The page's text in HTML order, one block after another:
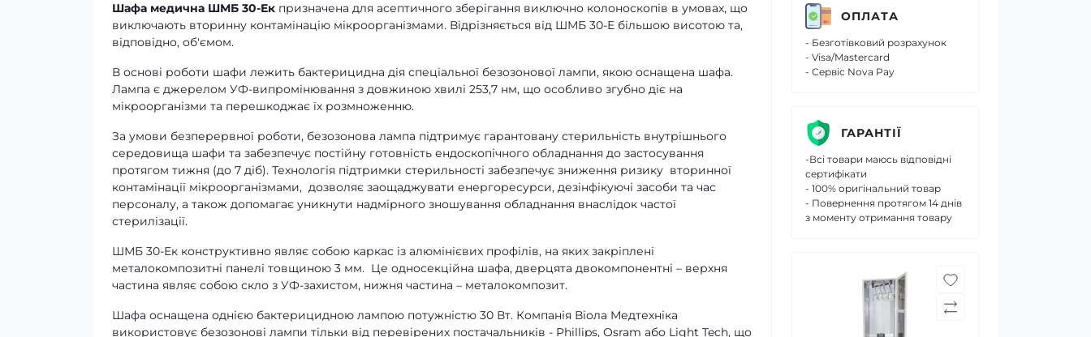
Шафа медична ШМБ 30-Ек призначена для асептичного зберігання виключно колоноскопів в умовах, що
виключають вторинну контамінацію мікроорганізмами. Відрізняється від ШМБ 30-Е більшою висотою та,
відповідно, об'ємом.
В основі роботи шафи лежить бактерицидна дія спеціальної безозонової лампи, якою оснащена шафа.
Лампа є джерелом УФ-випромінювання з довжиною хвилі 253,7 нм, що особливо згубно діє на
мікроорганізми та перешкоджає їх розмноженню.
За умови безперервної роботи, безозонова лампа підтримує гарантовану стерильність внутрішнього
середовища шафи та забезпечує постійну готовність ендоскопічного обладнання до застосування
протягом тижня (до 7 діб). Технологія підтримки стерильності забезпечує зниження ризику вторинної
контамінації мікроорганізмами, дозволяє заощаджувати енергоресурси, дезінфікуючі засоби та час
персоналу, а також допомагає уникнути надмірного зношування обладнання внаслідок частої
стерилізації.
ШМБ 30-Ек конструктивно являє собою каркас із алюмінієвих профілів, на яких закріплені
металокомпозитні панелі товщиною 3 мм. Це односекційна шафа, дверцята двокомпонентні – верхня
частина являє собою скло з УФ-захистом, нижня частина – металокомпозит.
Шафа оснащена однією бактерицидною лампою потужністю 30 Вт. Компанія Віола Медтехніка
використовує безозонові лампи тільки від перевірених постачальників - Phillips, Osram або Light Tech, що
ОПЛАТА
- Безготівковий розрахунок
- Visa/Mastercard
- Сервіс Nova Pay
ГАРАНТІЇ
-Всі товари маюсь відповідні
сертифікати
- 100% оригінальний товар
- Повернення протягом 14 днів
з моменту отримання товару